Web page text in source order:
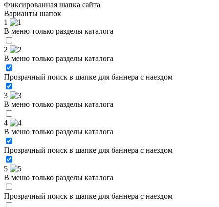
Фиксированная шапка сайта
Варианты шапок
1
В меню только разделы каталога
2
В меню только разделы каталога
Прозрачный поиск в шапке для баннера с наездом
3
В меню только разделы каталога
4
В меню только разделы каталога
Прозрачный поиск в шапке для баннера с наездом
5
В меню только разделы каталога
Прозрачный поиск в шапке для баннера с наездом